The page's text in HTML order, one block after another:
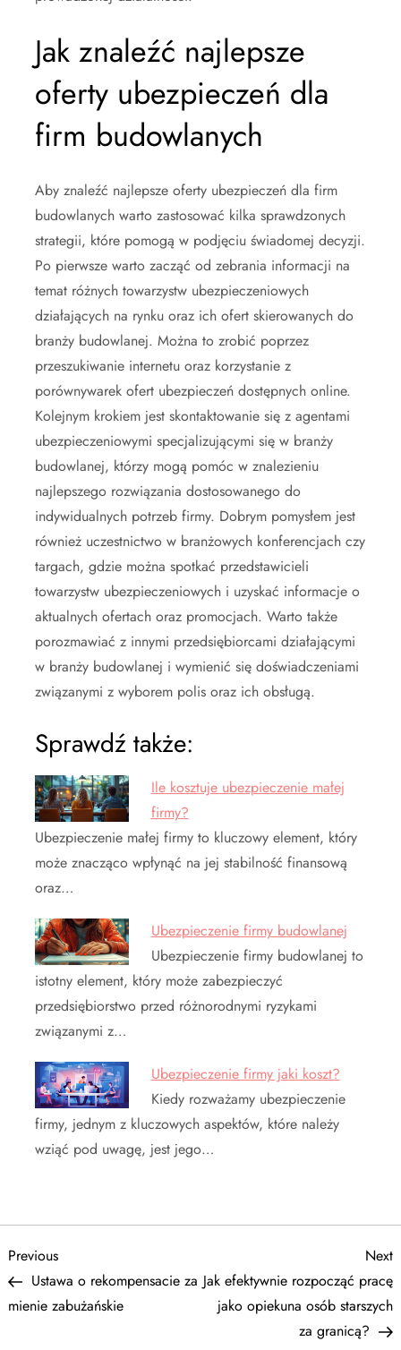
Jak znaleźć najlepsze
oferty ubezpieczeń dla
firm budowlanych
Aby znaleźć najlepsze oferty ubezpieczeń dla firm
budowlanych warto zastosować kilka sprawdzonych
strategii, które pomogą w podjęciu świadomej decyzji.
Po pierwsze warto zacząć od zebrania informacji na
temat różnych towarzystw ubezpieczeniowych
działających na rynku oraz ich ofert skierowanych do
branży budowlanej. Można to zrobić poprzez
przeszukiwanie internetu oraz korzystanie z
porównywarek ofert ubezpieczeń dostępnych online.
Kolejnym krokiem jest skontaktowanie się z agentami
ubezpieczeniowymi specjalizującymi się w branży
budowlanej, którzy mogą pomóc w znalezieniu
najlepszego rozwiązania dostosowanego do
indywidualnych potrzeb firmy. Dobrym pomysłem jest
również uczestnictwo w branżowych konferencjach czy
targach, gdzie można spotkać przedstawicieli
towarzystw ubezpieczeniowych i uzyskać informacje o
aktualnych ofertach oraz promocjach. Warto także
porozmawiać z innymi przedsiębiorcami działającymi
w branży budowlanej i wymienić się doświadczeniami
związanymi z wyborem polis oraz ich obsługą.
Sprawdź także:
Ile kosztuje ubezpieczenie małej
firmy?
Ubezpieczenie małej firmy to kluczowy element, który
może znacząco wpłynąć na jej stabilność finansową
oraz…
Ubezpieczenie firmy budowlanej
Ubezpieczenie firmy budowlanej to
istotny element, który może zabezpieczyć
przedsiębiorstwo przed różnorodnymi ryzykami
związanymi z…
Ubezpieczenie firmy jaki koszt?
Kiedy rozważamy ubezpieczenie
firmy, jednym z kluczowych aspektów, które należy
wziąć pod uwagę, jest jego…
N
a
Previous
Post
Previous
Ustawa o rekompensacie za
mienie zabużańskie
Next
Jak efektywnie rozpocząć pracę
jako opiekuna osób starszych
za granicą?